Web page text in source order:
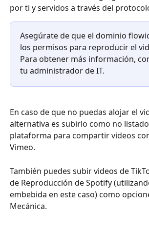
por ti y servidos a través del
Asegúrate de que el dominio
los permisos para reproducir el
Para obtener más información,
tu administrador de IT.
En caso de que no puedas alojar el
alternativa es subirlo como no
plataforma para compartir videos
Vimeo.
También puedes subir videos de
de Reproducción de Spotify
embebida en este caso) como
Mecánica.